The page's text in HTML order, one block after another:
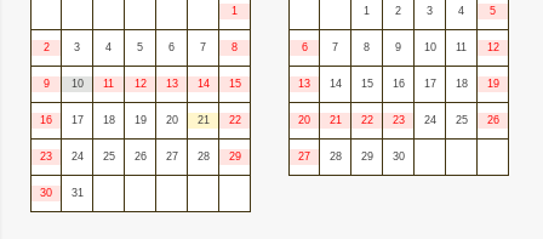
1
2 3 4 5 6 7 8
9 10 11 12 13 14 15
16 17 18 19 20 21 22
23 24 25 26 27 28 29
30 31
1 2 3 4 5
6 7 8 9 10 11 12
13 14 15 16 17 18 19
20 21 22 23 24 25 26
27 28 29 30